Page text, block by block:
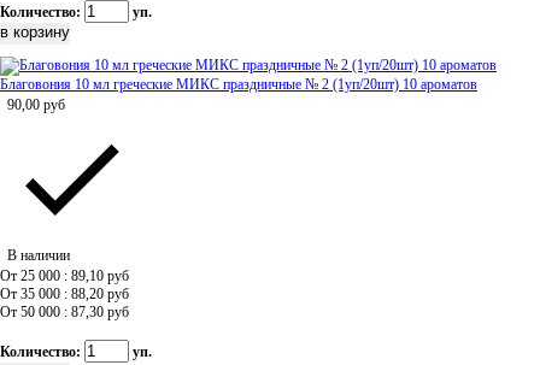
Количество: уп.
Благовония 10 мл греческие МИКС праздничные № 2 (1уп/20шт) 10 ароматов
90,00 руб
В наличии
От 25 000 : 89,10 руб
От 35 000 : 88,20 руб
От 50 000 : 87,30 руб
Количество: уп.